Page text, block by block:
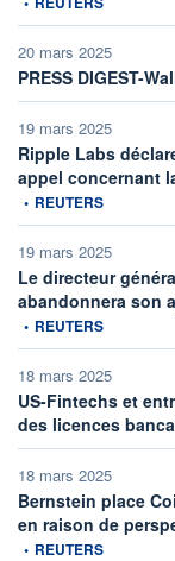
20 mars 2025
PRESS DIGEST-
19 mars 2025
Ripple Labs
appel concernant
• REUTERS
19 mars 2025
Le directeur
abandonnera son
• REUTERS
18 mars 2025
US-Fintechs et
des licences
18 mars 2025
Bernstein place
en raison de
• REUTERS